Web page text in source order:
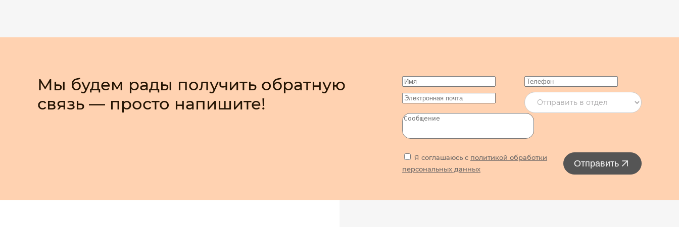
Мы будем рады получить обратную
связь — просто напишите!
Я соглашаюсь с политикой обработки
персональных данных
Отправить